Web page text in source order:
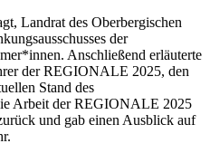
Landrat des Oberbergischen
der
Anschließend erläuterte
der REGIONALE 2025, den
Stand des
Arbeit der REGIONALE 2025
und gab einen Ausblick auf